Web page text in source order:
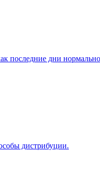
последние дни
дистрибуции.